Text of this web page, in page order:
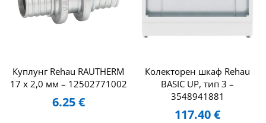
Куплунг Rehau RAUTHERM
17 х 2,0 мм – 12502771002
6.25€
Колекторен шкаф Rehau
BASIC UP, тип 3 –
3548941881
117.40€